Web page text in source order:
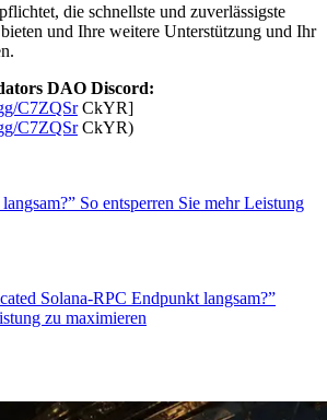
die schnellste und zuverlässigste
und Ihre weitere Unterstützung und Ihr
DAO Discord:
C7ZQSrCkYR]
C7ZQSrCkYR)
So entsperren Sie mehr Leistung
Solana-RPC Endpunkt langsam?”
zu maximieren